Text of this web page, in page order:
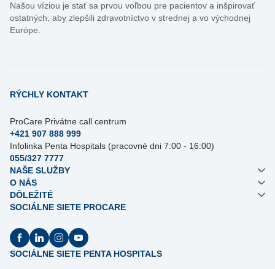
Našou víziou je stať sa prvou voľbou pre pacientov a inšpirovať
ostatných, aby zlepšili zdravotníctvo v strednej a vo východnej
Európe.
RÝCHLY KONTAKT
ProCare Privátne call centrum
+421 907 888 999
Infolinka Penta Hospitals (pracovné dni 7:00 - 16:00)
055/327 7777
NAŠE SLUŽBY
O NÁS
DÔLEŽITÉ
SOCIÁLNE SIETE PROCARE
SOCIÁLNE SIETE PENTA HOSPITALS